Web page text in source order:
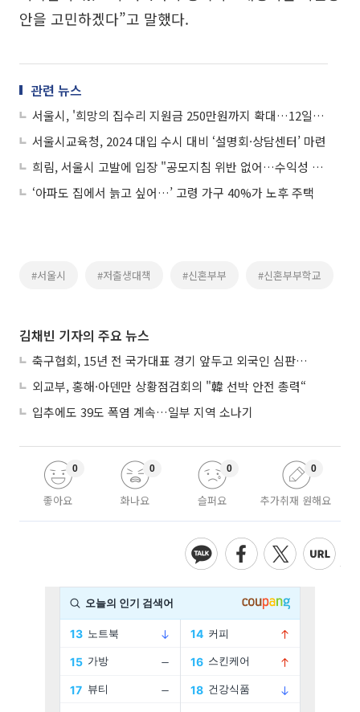
안을 고민하겠다”고 말했다.
관련 뉴스
서울시, '희망의 집수리 지원금 250만원까지 확대…12일부터 접수
서울시교육청, 2024 대입 수시 대비 ‘설명회·상담센터’ 마련
희림, 서울시 고발에 입장 "공모지침 위반 없어…수익성 제고"
‘아파도 집에서 늙고 싶어…’ 고령 가구 40%가 노후 주택
#서울시 #저출생대책 #신혼부부 #신혼부부학교
김채빈 기자의 주요 뉴스
축구협회, 15년 전 국가대표 경기 앞두고 외국인 심판에 ‘성접대’
외교부, 홍해·아덴만 상황점검회의 "韓 선박 안전 총력“
입추에도 39도 폭염 계속…일부 지역 소나기
좋아요
0
화나요
0
슬퍼요
0
추가취재 원해요
0